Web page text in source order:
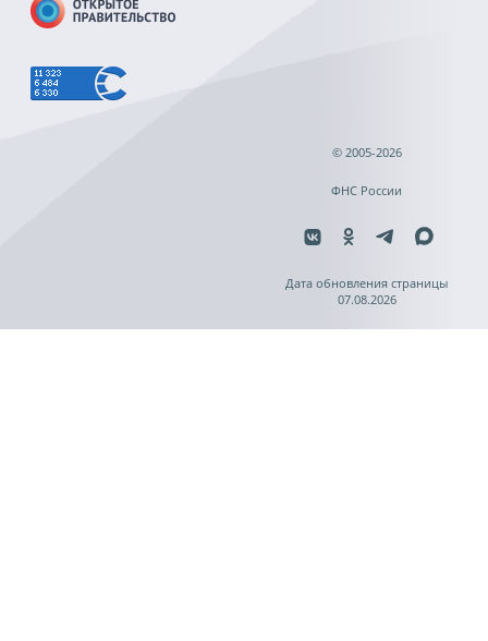
© 2005-2026
ФНС России
Дата обновления страницы
07.08.2026